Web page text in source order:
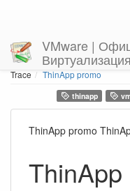
VMware |
Виртуализация
You are here Homenews
Trace
ThinApp promo
thinapp
ThinApp promo